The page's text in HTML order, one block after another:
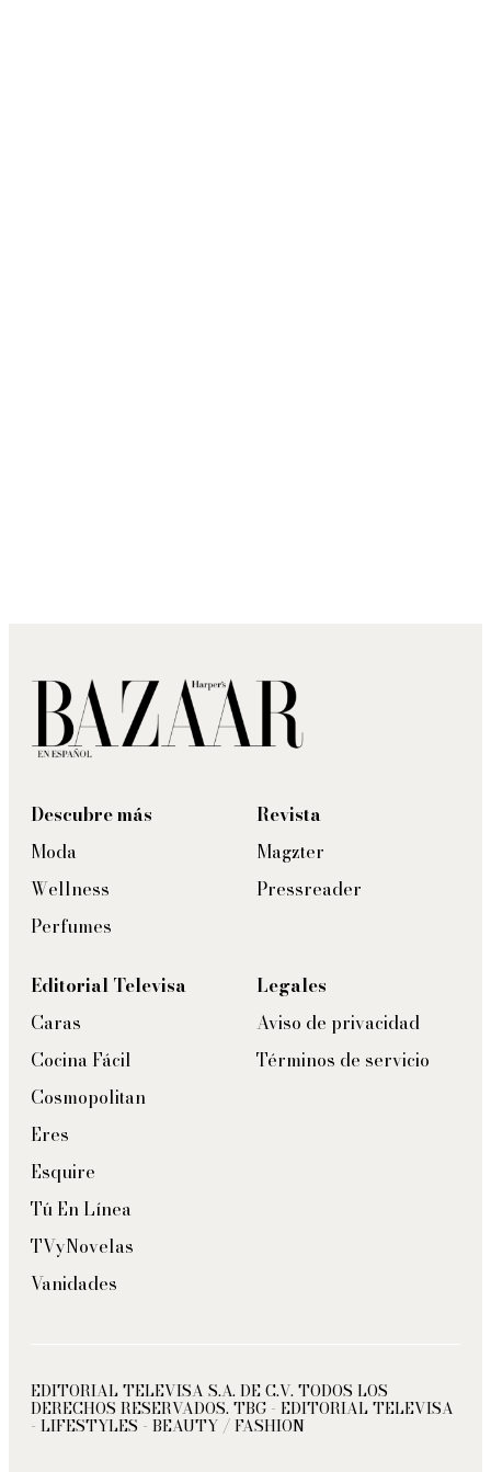
Descubre más
Moda
Wellness
Perfumes
Revista
Magzter
Pressreader
Editorial Televisa
Caras
Cocina Fácil
Cosmopolitan
Eres
Esquire
Tú En Línea
TVyNovelas
Vanidades
Legales
Aviso de privacidad
Términos de servicio
EDITORIAL TELEVISA S.A. DE C.V. TODOS LOS
DERECHOS RESERVADOS. TBG - EDITORIAL TELEVISA
- LIFESTYLES - BEAUTY / FASHION